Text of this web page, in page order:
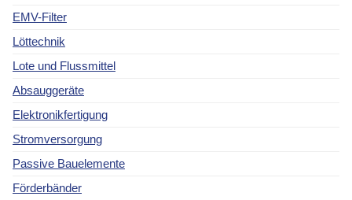
EMV-Filter
Löttechnik
Lote und Flussmittel
Absauggeräte
Elektronikfertigung
Stromversorgung
Passive Bauelemente
Förderbänder